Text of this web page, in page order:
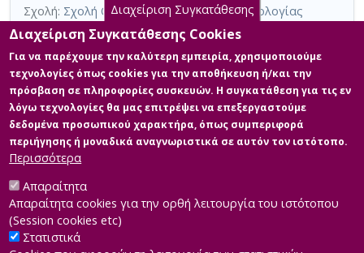
Σχολή: Σχολή Θετικών Επιστημών και Τεχνολογίας
Τμήμα: Μεταπτυχιακές Σπουδές στα Μαθηματικά (ΜΣΜ)
Περίληψη (Abstract):
Αν και το πραγματικό σχήμα του εγκεφάλου
προσεγγίζεται καλύτερα από ένα τριαξονικό ελλειψοειδές με
μέσους ημιάξονες α_1=9, α_2=6.5, α_3=6, στις ιατρικές εφαρμογές
της ηλεκτροεγκεφαλογραφίας ο ανθρώπινος εγκέφαλος
μοντελοποιείται ως σφαίρα. Αυτό έχει ως αποτέλεσμα τη
δημιουργία σφάλματος στον προσδιορισμό της πηγής, αφού
δεδομένα που προέρχονται από ένα ελλειψοειδές εγκέφαλο
επεξεργάζονται από αλγο...
Διαχείριση Συγκατάθεσης
Διαχείριση Συγκατάθεσης Cookies
Για να παρέχουμε την καλύτερη εμπειρία, χρησιμοποιούμε
τεχνολογίες όπως cookies για την αποθήκευση ή/και την
πρόσβαση σε πληροφορίες συσκευών. Η συγκατάθεση για τις εν
λόγω τεχνολογίες θα μας επιτρέψει να επεξεργαστούμε
δεδομένα προσωπικού χαρακτήρα, όπως συμπεριφορά
περιήγησης ή μοναδικά αναγνωριστικά σε αυτόν τον ιστότοπο.
Περισσότερα
Απαραίτητα
Απαραίτητα cookies για την ορθή λειτουργία του ιστότοπου
(Session cookies etc)
Στατιστικά